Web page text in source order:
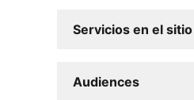
Servicios en el sitio
Audiences